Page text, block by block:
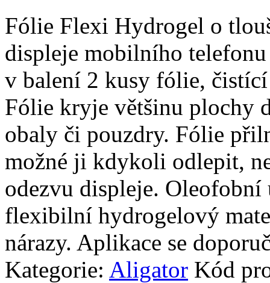
Fólie Flexi Hydrogel o
displeje mobilního
v balení 2 kusy fólie,
Fólie kryje většinu plochy
obaly či pouzdry. Fólie
možné ji kdykoli odlepit,
odezvu displeje.
flexibilní hydrogelový
nárazy. Aplikace se
Kategorie: Aligator Kód